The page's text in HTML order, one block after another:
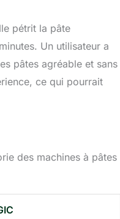
pétrit la pâte
Un utilisateur a
pâtes agréable et sans
ce qui pourrait
des machines à pâtes